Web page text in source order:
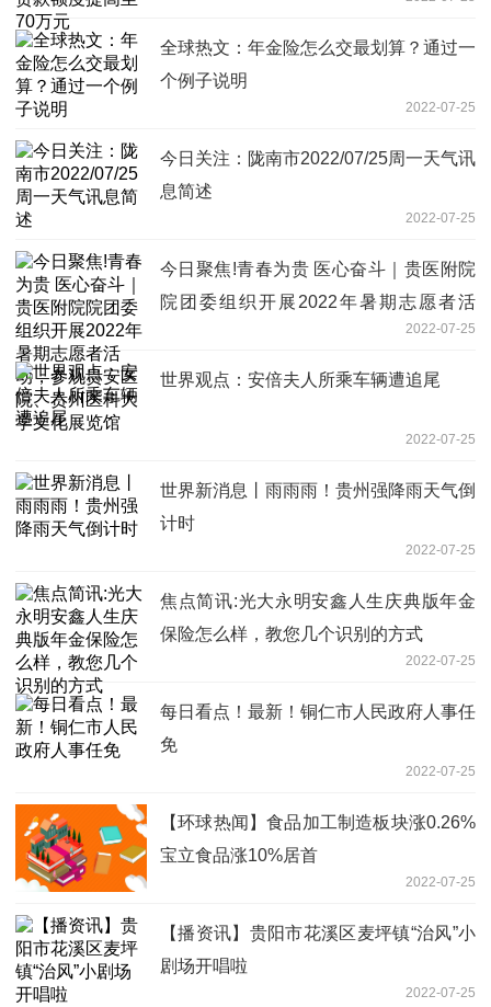
全球热文：年金险怎么交最划算？通过一
个例子说明
2022-07-25
今日关注：陇南市2022/07/25周一天气讯
息简述
2022-07-25
今日聚焦!青春为贵 医心奋斗｜贵医附院
院团委组织开展2022年暑期志愿者活
动，参观贵安医院、贵州医科大学文化展
览馆
2022-07-25
世界观点：安倍夫人所乘车辆遭追尾
2022-07-25
世界新消息丨雨雨雨！贵州强降雨天气倒
计时
2022-07-25
焦点简讯:光大永明安鑫人生庆典版年金
保险怎么样，教您几个识别的方式
2022-07-25
每日看点！最新！铜仁市人民政府人事任
免
2022-07-25
【环球热闻】食品加工制造板块涨0.26%
宝立食品涨10%居首
2022-07-25
【播资讯】贵阳市花溪区麦坪镇“治风”小
剧场开唱啦
2022-07-25